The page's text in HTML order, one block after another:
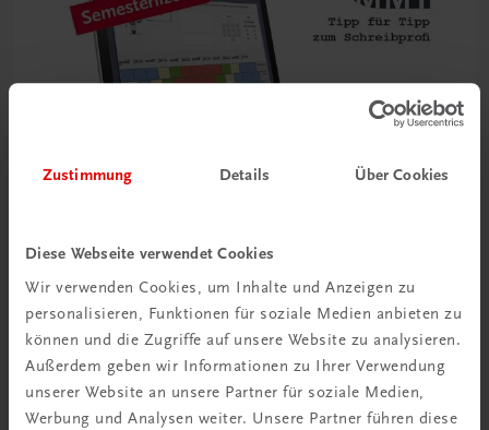
Zustimmung Details Über Cookies
Diese Webseite verwendet Cookies
Wir verwenden Cookies, um Inhalte und Anzeigen zu
personalisieren, Funktionen für soziale Medien anbieten zu
können und die Zugriffe auf unsere Website zu analysieren.
Außerdem geben wir Informationen zu Ihrer Verwendung
unserer Website an unsere Partner für soziale Medien,
Werbung und Analysen weiter. Unsere Partner führen diese
Multimedia-Typing Premium Semesterlizenz
€ 5,00